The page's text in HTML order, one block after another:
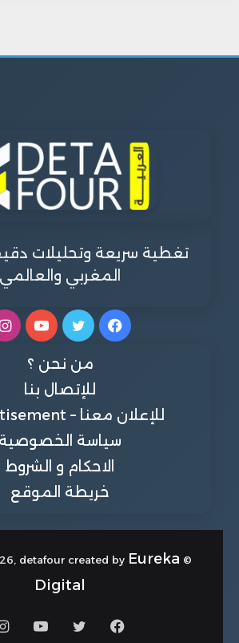
تغطية سريعة وتحليلات
المغربي والعالمي
فيسبوكتويتر
من نحن ؟
للإتصال بنا
للإعلان معنا – Advertisement
سياسة الخصوصية
الاحكام و الشروط
خريطة الموقع
© Copyright 2026, detafour created by
Eureka
Digital
فيسبوكتويتر